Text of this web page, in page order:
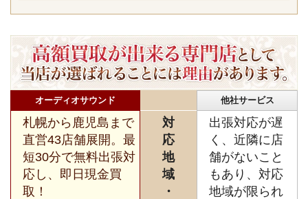
オーディオサウンド 他社サービス
札幌から鹿児島まで
直営43店舗展開。最
短30分で無料出張対
応し、即日現金買
取！
対
応
地
域
・
出張対応が遅
く、近隣に店
舗がないこと
もあり、対応
地域が限られ